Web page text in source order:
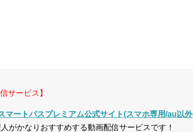
サービス】
マートパスプレミアム公式サイト(スマホ専用/au以外
がかなりおすすめする動画配信サービスです！